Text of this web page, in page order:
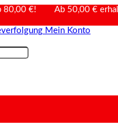
80,00 €! Ab 50,00 €
Mein Konto